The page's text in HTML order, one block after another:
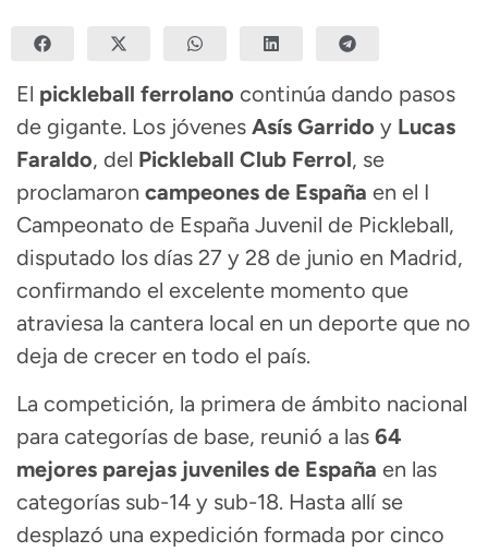
El pickleball ferrolano continúa dando pasos
de gigante. Los jóvenes Asís Garrido y Lucas
Faraldo, del Pickleball Club Ferrol, se
proclamaron campeones de España en el I
Campeonato de España Juvenil de Pickleball,
disputado los días 27 y 28 de junio en Madrid,
confirmando el excelente momento que
atraviesa la cantera local en un deporte que no
deja de crecer en todo el país.
La competición, la primera de ámbito nacional
para categorías de base, reunió a las 64
mejores parejas juveniles de España en las
categorías sub-14 y sub-18. Hasta allí se
desplazó una expedición formada por cinco